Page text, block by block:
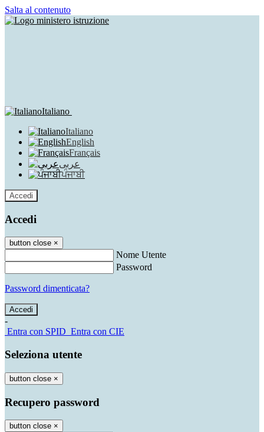
Salta al contenuto
Italiano
Italiano
English
Français
عربى
ਪੰਜਾਬੀ
Accedi
Accedi
button close ×
Nome Utente
Password
Password dimenticata?
-
Entra con SPID Entra con CIE
Seleziona utente
button close ×
Recupero password
button close ×